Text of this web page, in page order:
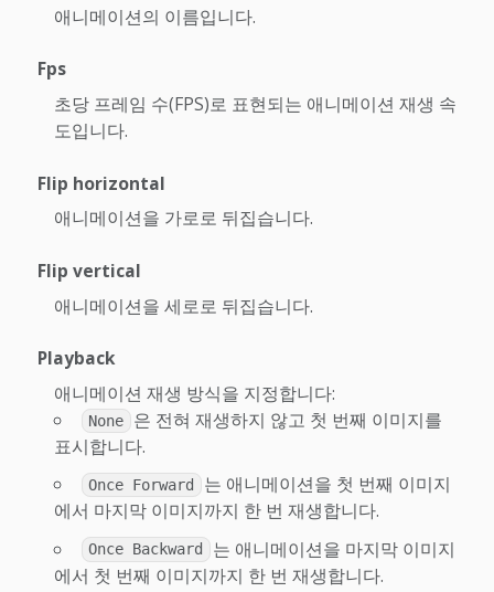
애니메이션의 이름입니다.
Fps
초당 프레임 수(FPS)로 표현되는 애니메이션 재생 속
도입니다.
Flip horizontal
애니메이션을 가로로 뒤집습니다.
Flip vertical
애니메이션을 세로로 뒤집습니다.
Playback
애니메이션 재생 방식을 지정합니다:
None
은 전혀 재생하지 않고 첫 번째 이미지를
표시합니다.
Once Forward
는 애니메이션을 첫 번째 이미지
에서 마지막 이미지까지 한 번 재생합니다.
Once Backward
는 애니메이션을 마지막 이미지
에서 첫 번째 이미지까지 한 번 재생합니다.